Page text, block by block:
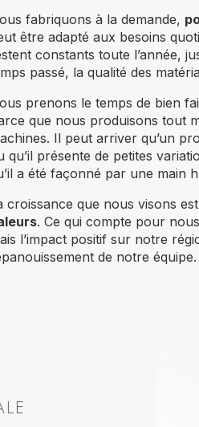
fabriquons à la demande,
être adapté aux besoins
constants toute l’année,
passé, la qualité des
prenons le temps de bien
que nous produisons tout
Il peut arriver qu’un
qu’il présente de petites
a été façonné par une main
croissance que nous visons est
. Ce qui compte pour
l’impact positif sur notre
de notre équipe.